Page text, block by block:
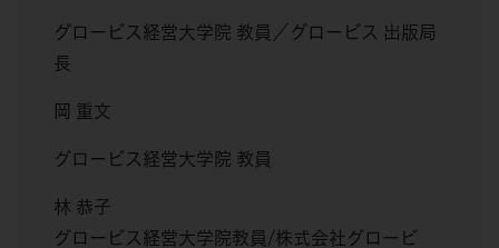
グロービス経営大学院 教員／グロービス 出版局
長
岡 重文
グロービス経営大学院 教員
林 恭子
グロービス経営大学院教員/株式会社グロービ